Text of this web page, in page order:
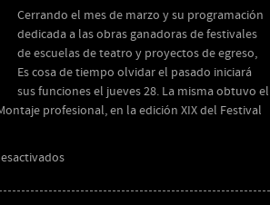
Cerrando el mes de marzo y su programación
dedicada a las obras ganadoras de festivales
de escuelas de teatro y proyectos de egreso,
Es cosa de tiempo olvidar el pasado iniciará
sus funciones el jueves 28. La misma obtuvo el
profesional, en la edición XIX del Festival
en
cosa